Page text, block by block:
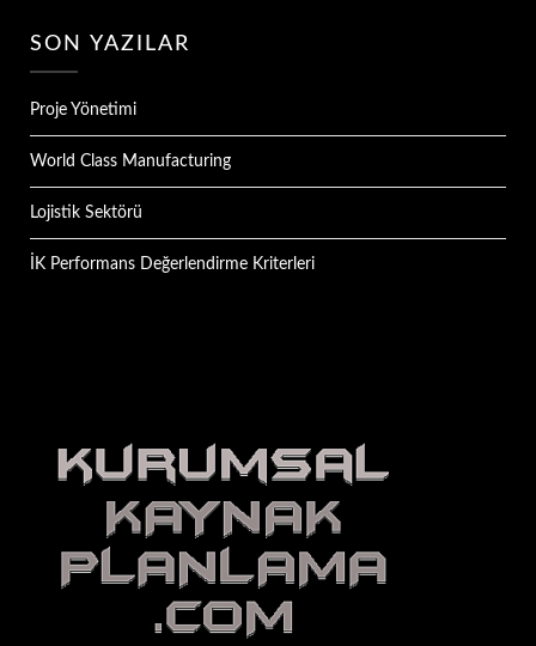
SON YAZILAR
Proje Yönetimi
World Class Manufacturing
Lojistik Sektörü
İK Performans Değerlendirme Kriterleri